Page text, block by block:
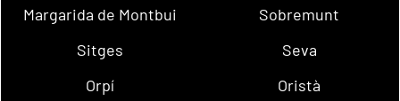
Margarida de Montbui
Sobremunt
Sitges
Seva
Orpí
Oristà